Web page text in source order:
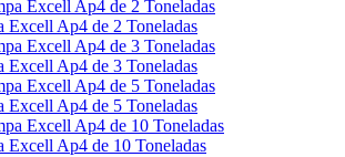
Excell Ap4 de 2 Toneladas
Excell Ap4 de 3 Toneladas
Excell Ap4 de 5 Toneladas
Excell Ap4 de 10 Toneladas